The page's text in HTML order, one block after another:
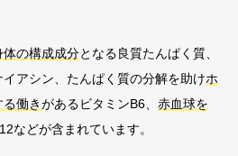
体の構成成分となる良質たんぱく質、
イアシン、たんぱく質の分解を助けホ
働きがあるビタミンB6、 赤血球を
などが含まれています。